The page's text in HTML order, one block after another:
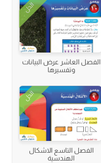
الحل
الفصل العاشر عرض البيانات
وتفسيرها
الحل
الفصل التاسع الاشكال
الهندسية